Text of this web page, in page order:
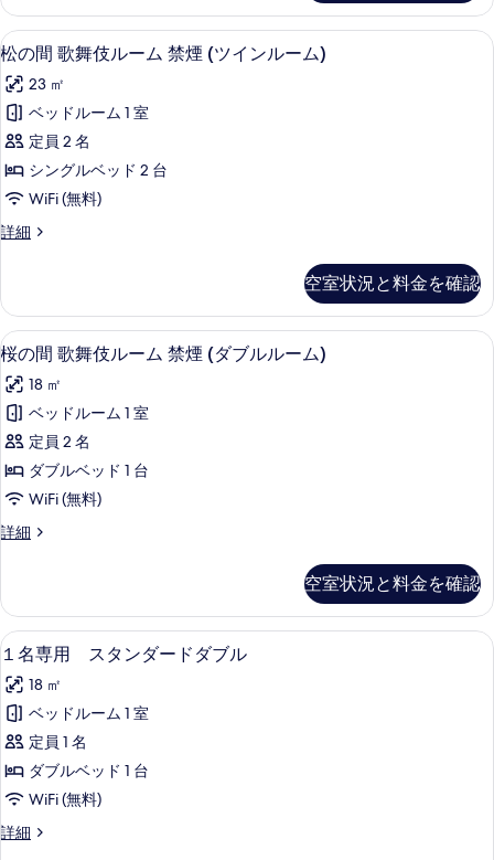
る
写
真
を
表
示
す
る
ム
の
詳
松
の
間
歌
舞
伎
ー
禁
煙
(ツ
イ
ン
ル
ー
ム)
の
て
の
写
真
を
表
示
る
松の間 歌舞伎ルーム 禁煙 (ツインル
11
松の間 歌舞伎ルーム 禁煙 (ツインルーム)
23 ㎡
ベッドルーム 1 室
定員 2 名
シングルベッド 2 台
WiFi (無料)
詳細
松
舞
伎
ル
ム
禁
煙
(ツ
イ
ン
ル
ー
細
空室状況と料金を確認
桜
の
間
歌
舞
伎
ー
禁
煙
(ダ
ブ
ル
ル
ー
ム)
の
桜の間 歌舞伎ルーム 禁煙 (ダブルル
12
桜の間 歌舞伎ルーム 禁煙 (ダブルルーム)
18 ㎡
ベッドルーム 1 室
定員 2 名
ダブルベッド 1 台
WiFi (無料)
詳細
桜
舞
伎
ル
ム
禁
煙
(ダ
ブ
ル
ル
ー
空室状況と料金を確認
１
名
専
用
ス
タ
ダ
羽毛の掛け布団、セーフティボック
8
１名専用 スタンダードダブル
18 ㎡
ベッドルーム 1 室
定員 1 名
ダブルベッド 1 台
WiFi (無料)
詳細
１